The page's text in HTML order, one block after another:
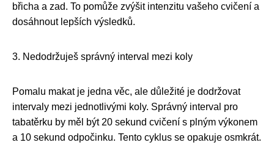
břicha a zad. To pomůže zvýšit intenzitu vašeho cvičení a
dosáhnout lepších výsledků.
3. Nedodržuješ správný interval mezi koly
Pomalu makat je jedna věc, ale důležité je dodržovat
intervaly mezi jednotlivými koly. Správný interval pro
tabatěrku by měl být 20 sekund cvičení s plným výkonem
a 10 sekund odpočinku. Tento cyklus se opakuje osmkrát.